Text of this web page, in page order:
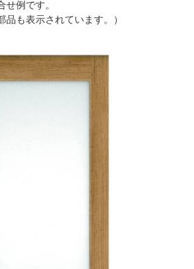
例です。
品も表示されています。）